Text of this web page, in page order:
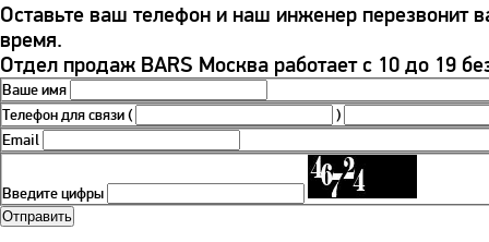
Оставьте ваш телефон и наш инженер перезвонит
время.
Отдел продаж BARS Москва работает с 10 до 19
Ваше имя
Телефон для связи(
)
Email
Введите цифры